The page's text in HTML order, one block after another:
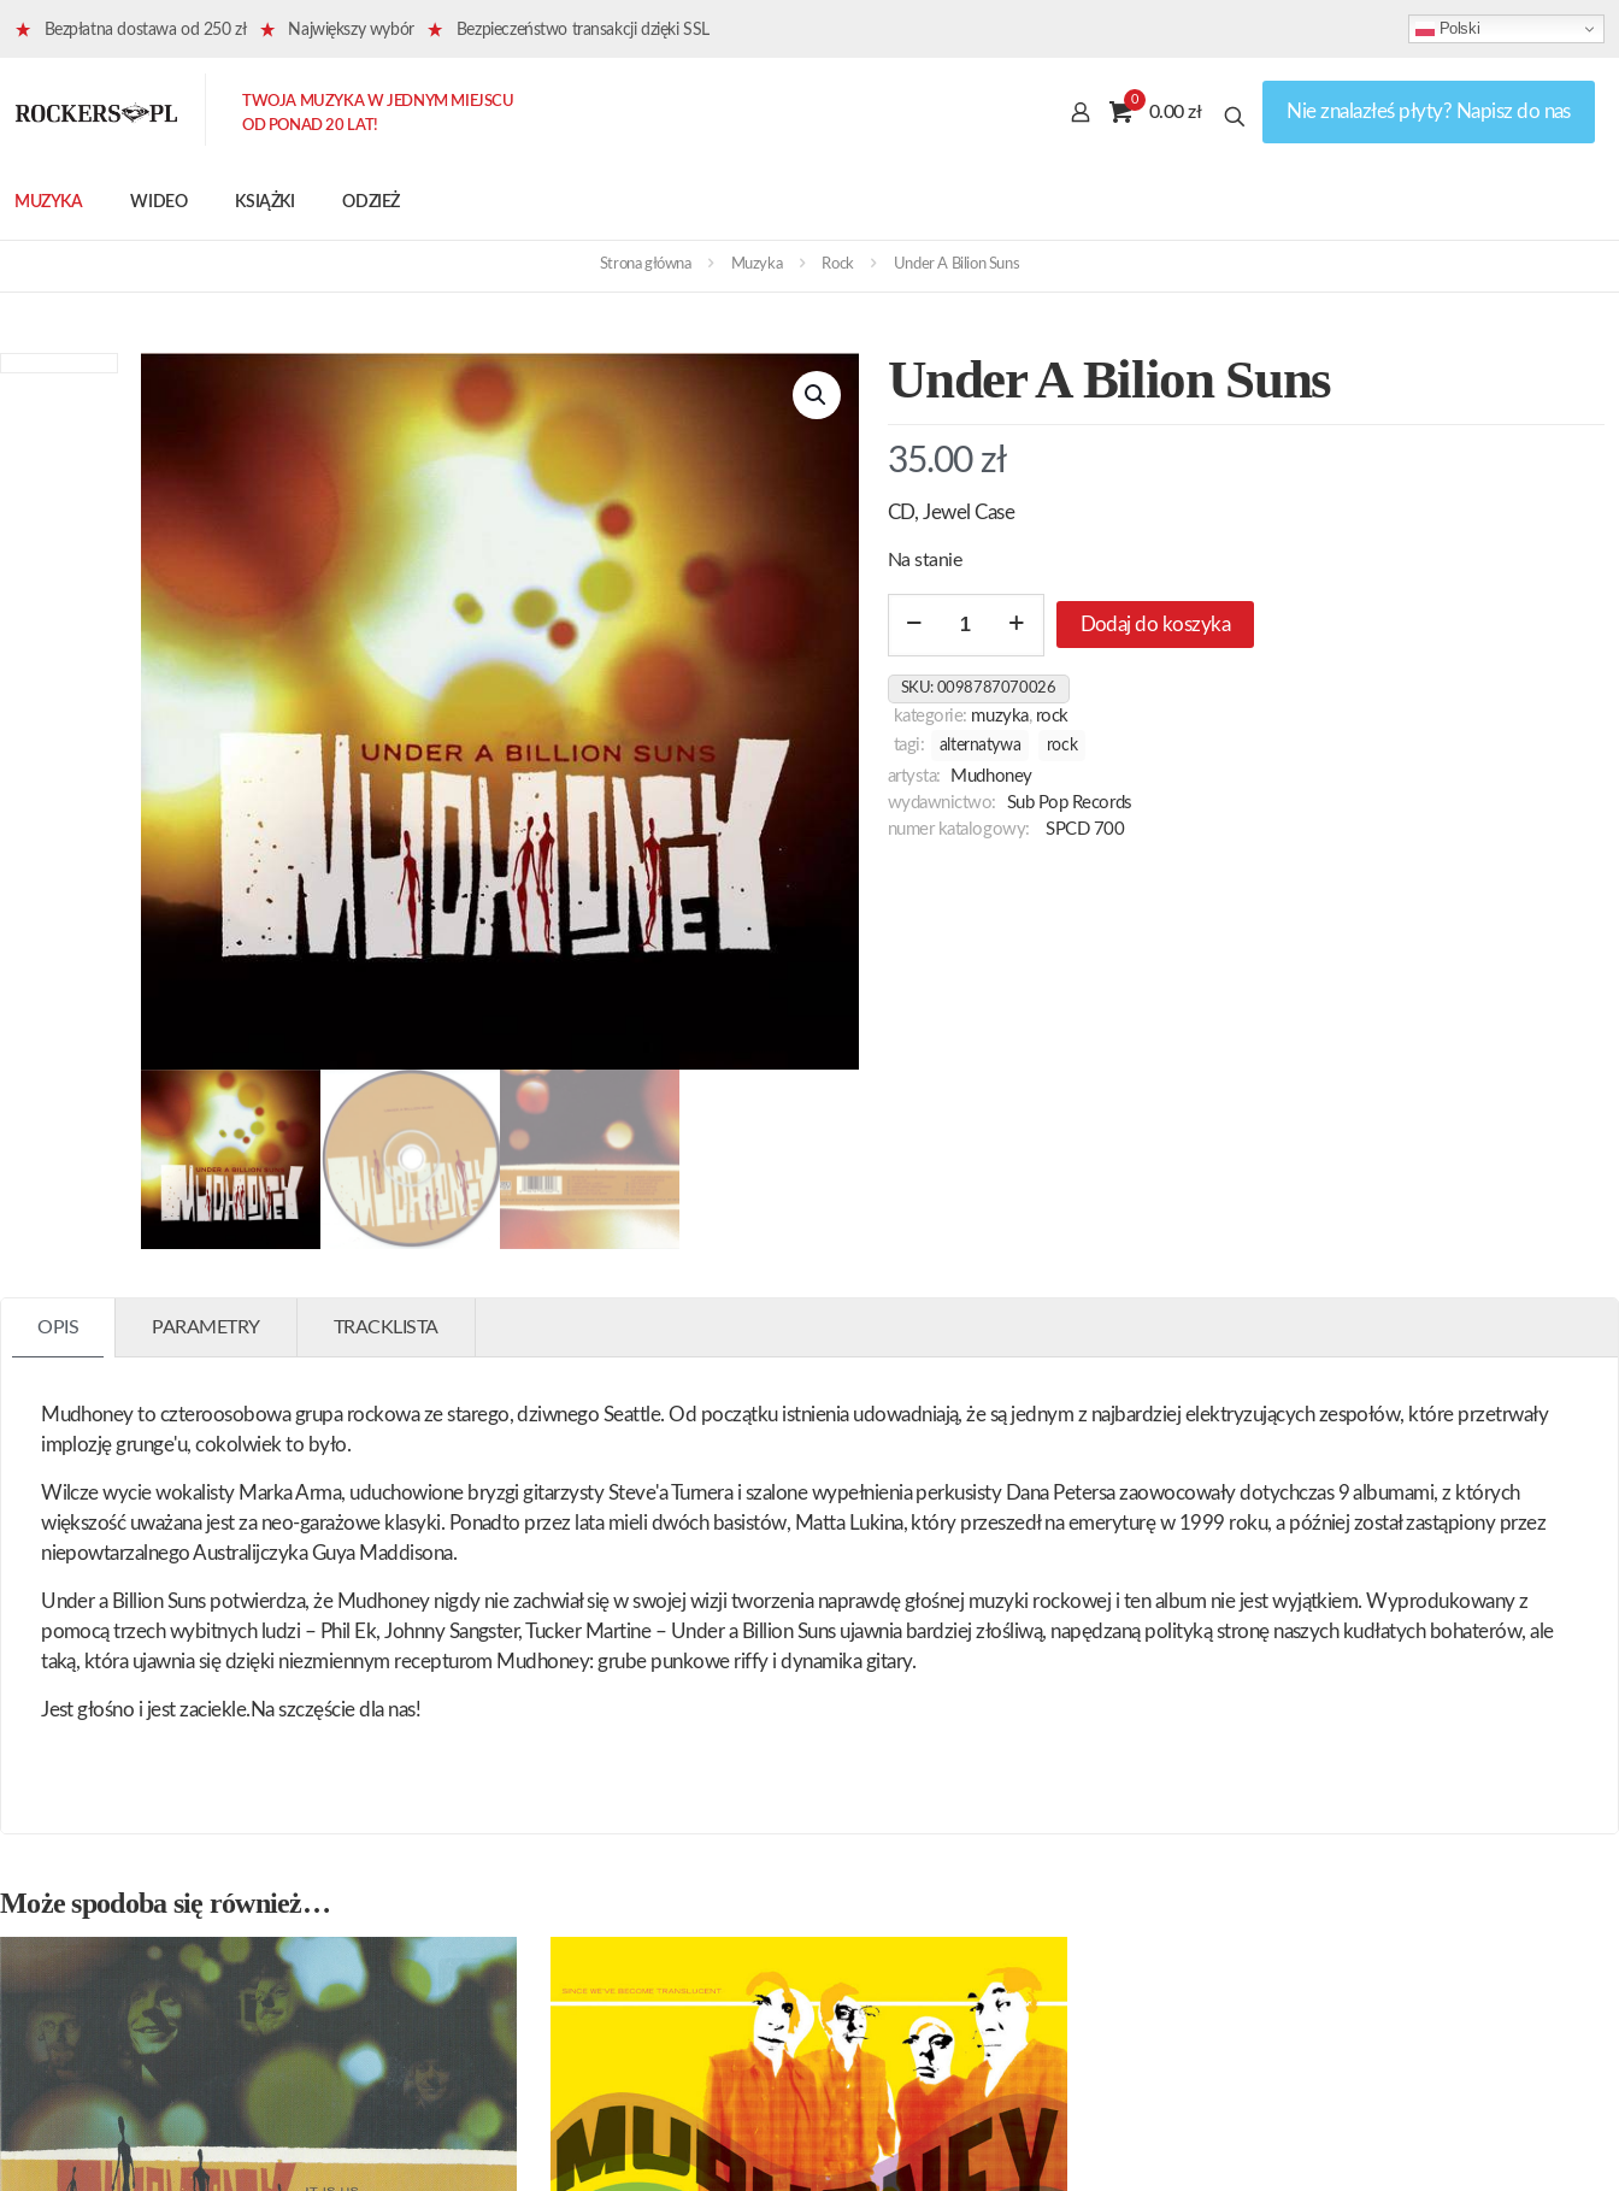
Bezpłatna dostawa od 250 zł Największy wybór Bezpieczeństwo transakcji dzięki SSL Polski
MUZYKA WIDEO KSIĄŻKI ODZIEŻ
TWOJA MUZYKA W JEDNYM MIEJSCU
OD PONAD 20 LAT!
0
0.00 zł Nie znalazłeś płyty? Napisz do nas
Strona główna Muzyka Rock Under A Bilion Suns
Under A Bilion Suns
35.00 zł
CD, Jewel Case
Na stanie
Bilion
Suns
Dodaj do koszyka
SKU: 0098787070026
kategorie: muzyka, rock
tagi:
alternatywa rock
artysta:
Mudhoney
wydawnictwo:
Sub Pop Records
numer katalogowy:
SPCD 700
OPIS PARAMETRY TRACKLISTA
Mudhoney to czteroosobowa grupa rockowa ze starego, dziwnego Seattle. Od początku istnienia udowadniają, że są jednym z najbardziej elektryzujących zespołów, które przetrwały
implozję grunge'u, cokolwiek to było.
Wilcze wycie wokalisty Marka Arma, uduchowione bryzgi gitarzysty Steve'a Turnera i szalone wypełnienia perkusisty Dana Petersa zaowocowały dotychczas 9 albumami, z których
większość uważana jest za neo-garażowe klasyki. Ponadto przez lata mieli dwóch basistów, Matta Lukina, który przeszedł na emeryturę w 1999 roku, a później został zastąpiony przez
niepowtarzalnego Australijczyka Guya Maddisona.
Under a Billion Suns potwierdza, że Mudhoney nigdy nie zachwiał się w swojej wizji tworzenia naprawdę głośnej muzyki rockowej i ten album nie jest wyjątkiem. Wyprodukowany z
pomocą trzech wybitnych ludzi – Phil Ek, Johnny Sangster, Tucker Martine – Under a Billion Suns ujawnia bardziej złośliwą, napędzaną polityką stronę naszych kudłatych bohaterów, ale
taką, która ujawnia się dzięki niezmiennym recepturom Mudhoney: grube punkowe riffy i dynamika gitary.
Jest głośno i jest zaciekle.Na szczęście dla nas!
Może spodoba się również…